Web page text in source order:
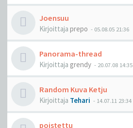
Joensuu
Kirjoittaja prepo - 05.08.05 21:36
Panorama-thread
Kirjoittaja grendy - 20.07.08 14:35
Random Kuva Ketju
Kirjoittaja Tehari - 14.07.11 23:34
poistettu